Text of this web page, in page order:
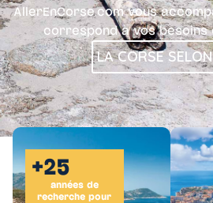
AllerEnCorse.com vous
correspond à vos besoins
LA CORSE
+25
années de
recherche pour